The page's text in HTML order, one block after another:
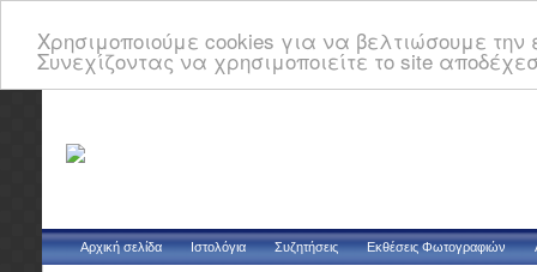
Χρησιμοποιούμε cookies για να βελτιώσουμε
Συνεχίζοντας να χρησιμοποιείτε το site
Αρχική σελίδα Ιστολόγια Συζητήσεις Εκθέσεις Φωτογραφιών